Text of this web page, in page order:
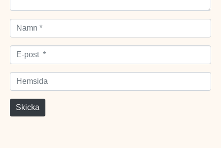
Namn *
E-post *
Hemsida
Skicka